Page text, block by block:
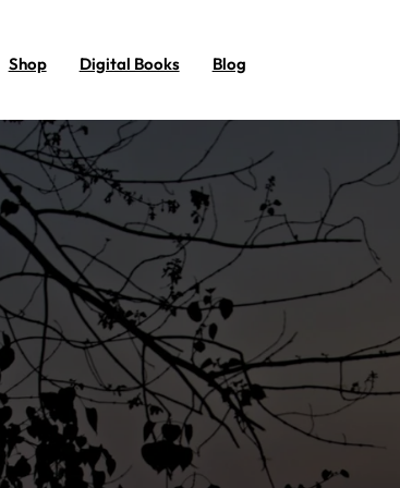
Shop Digital Books Blog